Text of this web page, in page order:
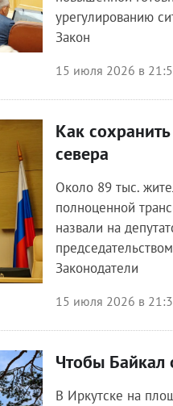
урегулированию
Закон
15 июля 2026 в
Как
севера
Около 89 тыс.
полноценной
назвали на
Законодатели
15 июля 2026 в
Чтобы Байкал
В Иркутске на